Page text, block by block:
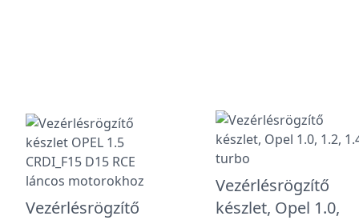
Vezérlésrögzítő
Vezérlésrögzítő
készlet, Opel 1.0,